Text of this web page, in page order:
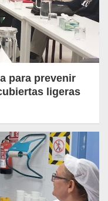
para prevenir
ligeras